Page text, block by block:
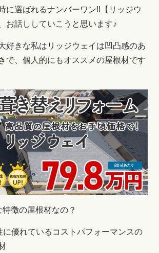
に選ばれるナンバーワン‼【リッジウ
お話ししていこうと思います♪
好きな私は リッジウェイは凹凸感のあ
で、個人的にもオススメの屋根材です
徴の屋根材なの？
に優れているコストパフォーマンスの